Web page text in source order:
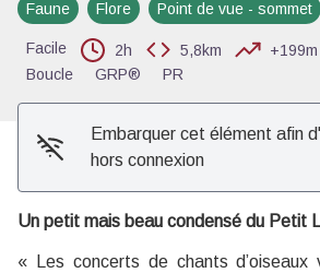
Faune Flore Point de vue - sommet
Facile 2h 5,8km +199m
Boucle
GRP® PR
Embarquer cet élément afin
hors connexion
Un petit mais beau condensé du Petit
« Les concerts de chants d’oiseaux